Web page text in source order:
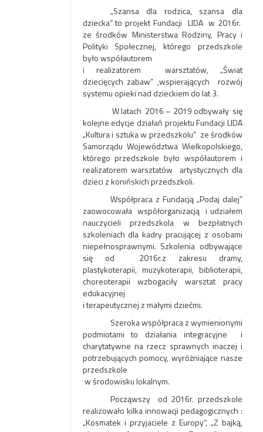
„Szansa dla rodzica, szansa dla
dziecka” to projekt Fundacji LIDA w 2016r.
ze środków Ministerstwa Rodziny, Pracy i
Polityki Społecznej, którego przedszkole
było współautorem
i realizatorem warsztatów, „Świat
dziecięcych zabaw” ,wspierających rozwój
systemu opieki nad dzieckiem do lat 3.
W latach 2016 – 2019 odbywały się
kolejne edycje działań projektu Fundacji LIDA
„Kultura i sztuka w przedszkolu” ze środków
Samorządu Województwa Wielkopolskiego,
którego przedszkole było współautorem i
realizatorem warsztatów artystycznych dla
dzieci z konińskich przedszkoli.
Współpraca z Fundacją „Podaj dalej”
zaowocowała współorganizacją i udziałem
nauczycieli przedszkola w bezpłatnych
szkoleniach dla kadry pracującej z osobami
niepełnosprawnymi. Szkolenia odbywające
się od 2016r.z zakresu dramy,
plastykoterapii, muzykoterapii, biblioterapii,
choreoterapii wzbogaciły warsztat pracy
edukacyjnej
i terapeutycznej z małymi dziećmi.
Szeroka współpraca z wymienionymi
podmiotami to działania integracyjne i
charytatywne na rzecz sprawnych inaczej i
potrzebujących pomocy, wyróżniające nasze
przedszkole
w środowisku lokalnym.
Począwszy od 2016r. przedszkole
realizowało kilka innowacji pedagogicznych :
„Kosmatek i przyjaciele z Europy”, „Z bajką,